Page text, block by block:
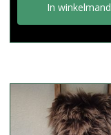
In winkelmand